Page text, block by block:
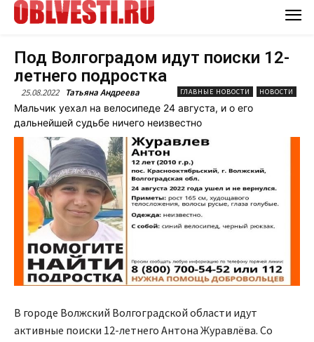
Под Волгоградом идут поиски 12-
летнего подростка
25.08.2022 Татьяна Андреева ГЛАВНЫЕ НОВОСТИ НОВОСТИ
Мальчик уехал на велосипеде 24 августа, и о его
дальнейшей судьбе ничего неизвестно
В городе Волжский Волгоградской области идут
активные поиски 12-летнего Антона Журавлёва. Со